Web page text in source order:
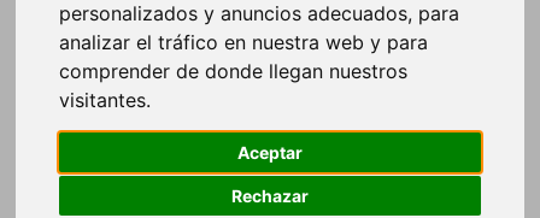
personalizados y anuncios adecuados, para
analizar el tráfico en nuestra web y para
comprender de donde llegan nuestros
visitantes.
Aceptar
Rechazar
Lepebus de Huelva ¡bienvenido a Volcano!
Autocares Lepebus
debidamente seleccionado y bien formado para el
transporte de viajeros. Los principales compromisos
de esta empresa son la innovación tecnológica y la
responsabilidad con la sociedad.